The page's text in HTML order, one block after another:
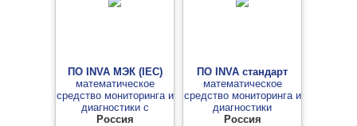
ПО INVA МЭК (IEC)
математическое
средство мониторинга и
диагностики c
протоколом МЭК (IEC)
Россия
ПО INVA стандарт
математическое
средство мониторинга и
диагностики
Россия